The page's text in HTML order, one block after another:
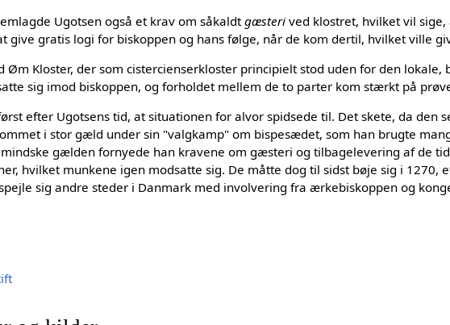
Ugotsen også et krav om såkaldtgæsteri ved klostret, hvilket vil
give gratis logi for biskoppen og hans følge, når de kom dertil, hvilket ville
Øm Kloster, der som cistercienserkloster principielt stod uden for den lokale,
sig imod biskoppen, og forholdet mellem de to parter kom stærkt på
efter Ugotsens tid, at situationen for alvor spidsede til. Det skete, da den
i stor gæld under sin "valgkamp" om bispesædet, som han brugte
gælden fornyede han kravene om gæsteri og tilbagelevering af de
hvilket munkene igen modsatte sig. De måtte dog til sidst bøje sig i 1270,
sig andre steder i Danmark med involvering fra ærkebiskoppen og